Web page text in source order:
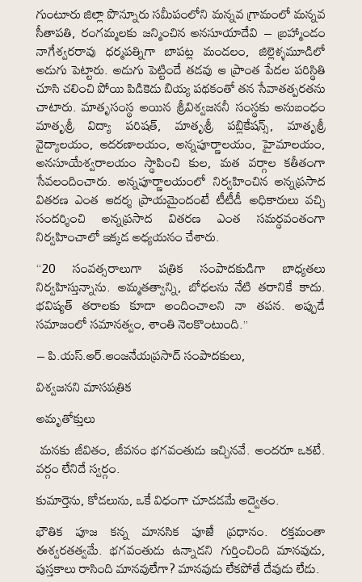
గుంటూరు జిల్లా పొన్నూరు సమీపంలోని మన్నవ గ్రామంలో మన్నవ
సీతాపతి, రంగమ్మలకు జన్మించిన అనసూయాదేవి – బ్రహ్మాండం
నాగేశ్వరరావు ధర్మపత్నిగా బాపట్ల మండలం, జిల్లెళ్ళమూడిలో
అడుగు పెట్టారు. అడుగు పెట్టిందే తడవు ఆ ప్రాంత పేదల పరిస్థితి
చూసి చలించి పోయి పిడికెడు బియ్య పథకంతో తన సేవాతత్పరతను
చాటారు. మాతృసంస్థ అయిన శ్రీవిశ్వజననీ సంస్థకు అనుబంధం
మాతృశ్రీ విద్యా పరిషత్, మాతృశ్రీ పబ్లికేషన్స్, మాతృశ్రీ
వైద్యాలయం, ఆదరణాలయం, అన్నపూర్ణాలయం, హైమాలయం,
అనసూయేశ్వరాలయం స్థాపించి కుల, మత వర్గాల కతీతంగా
సేవలందించారు. అన్నపూర్ణాలయంలో నిర్వహించిన అన్నప్రసాద
వితరణ ఎంత ఆదర్శ ప్రాయమైందంటే టీటీడీ అధికారులు వచ్చి
సందర్శించి అన్నప్రసాద వితరణ ఎంత సమర్థవంతంగా
నిర్వహించాలో ఇక్కడ అధ్యయనం చేశారు.
“20 సంవత్సరాలుగా పత్రిక సంపాదకుడిగా బాధ్యతలు
నిర్వహిస్తున్నాను. అమ్మతత్వాన్ని, బోధలను నేటి తరానికే కాదు.
భవిష్యత్ తరాలకు కూడా అందించాలని నా తపన. అప్పుడే
సమాజంలో సమానత్వం, శాంతి నెలకొంటుంది.”
– పి.యస్.ఆర్.ఆంజనేయప్రసాద్ సంపాదకులు,
విశ్వజనని మాసపత్రిక
అమృతోక్తులు
మనకు జీవితం, జీవనం భగవంతుడు ఇచ్చినవే. అందరూ ఒకటే.
వర్గం లేనిదే స్వర్గం.
కుమార్తెను, కోడలును, ఒకే విధంగా చూడడమే అద్వైతం.
భౌతిక పూజ కన్న మానసిక పూజే ప్రధానం. రక్తమంతా
ఈశ్వరతత్వమే. భగవంతుడు ఉన్నాడని గుర్తించింది మానవుడు,
పుస్తకాలు రాసింది మానవులేగా? మానవుడు లేకపోతే దేవుడు లేడు.